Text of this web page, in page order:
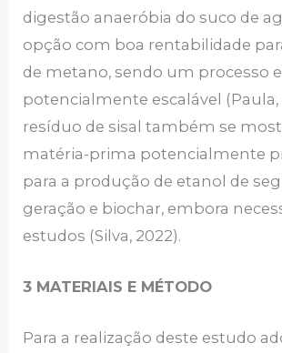
digestão anaeróbia do suco de
opção com boa rentabilidade
de metano, sendo um processo
potencialmente escalável (Paula,
resíduo de sisal também se
matéria-prima potencialmente
para a produção de etanol de
geração e biochar, embora
estudos (Silva, 2022).
3 MATERIAIS E MÉTODO
Para a realização deste estudo